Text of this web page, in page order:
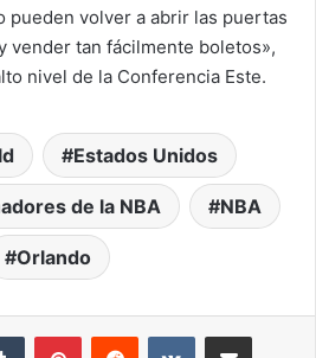
pueden volver a abrir las puertas
vender tan fácilmente boletos»,
nivel de la Conferencia Este.
Estados Unidos
de la NBA NBA
Orlando
Tumblr PinterestReddit VKontakteCompartir por correo